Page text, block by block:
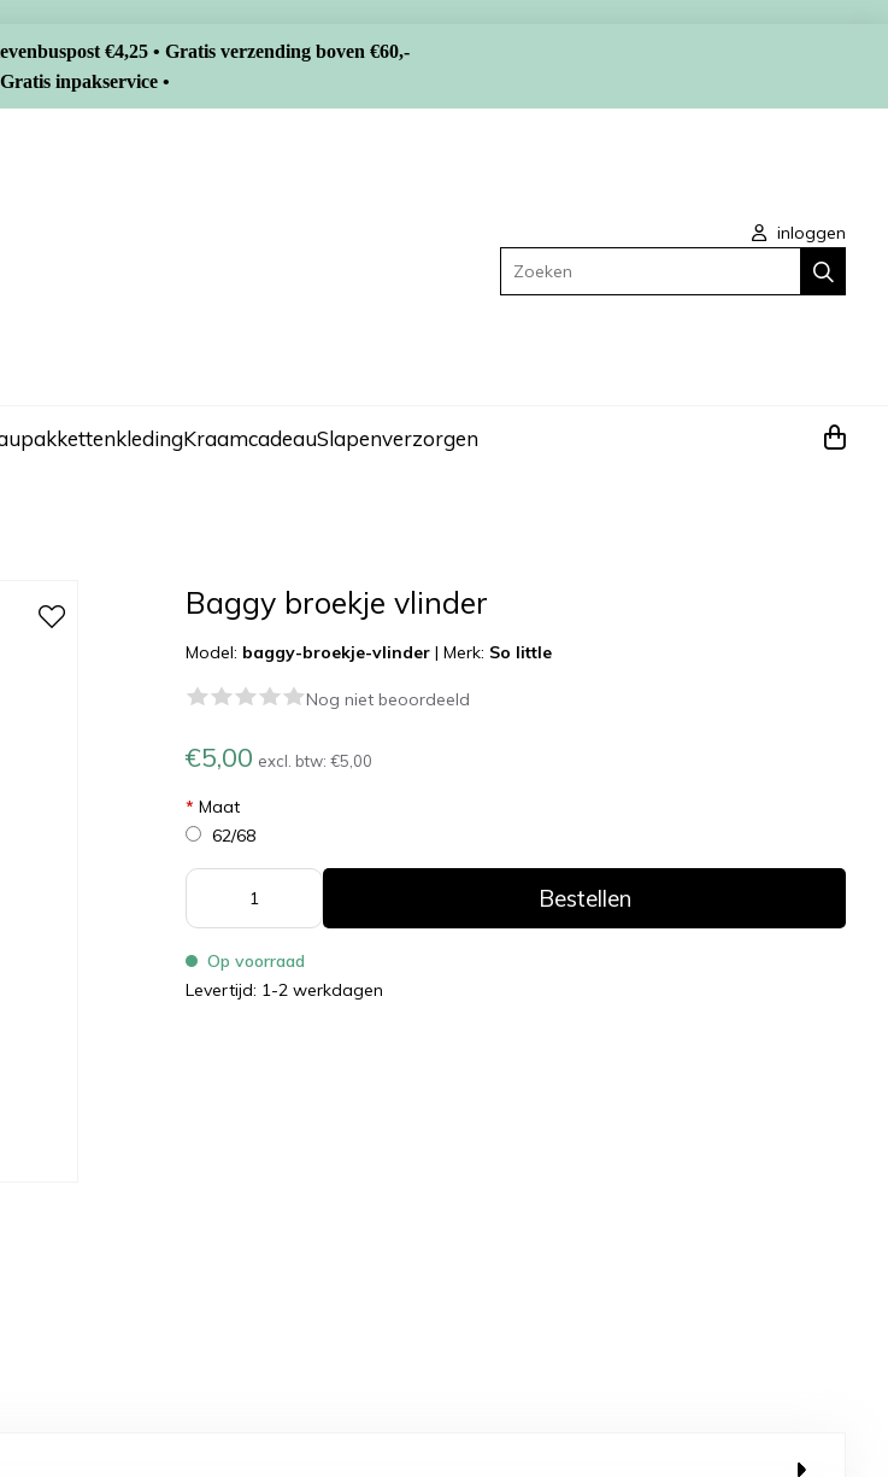
€4,25 • Gratis verzending boven €60,-
inpakservice •
inloggen
Zoeken
kledingKraamcadeauSlapenverzorgen
Baggy broekje vlinder
Model: baggy-broekje-vlinder |Merk: So little
Nog niet beoordeeld
€5,00 excl. btw:€5,00
* Maat
62/68
Bestellen
Op voorraad
Levertijd: 1-2 werkdagen